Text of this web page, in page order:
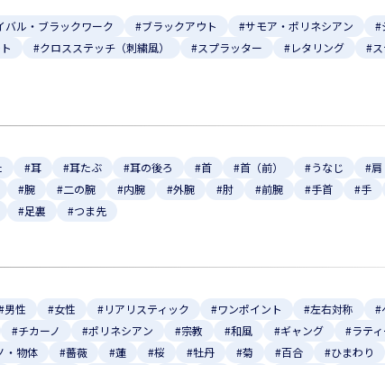
バル・ブラックワーク #ブラックアウト #サモア・ポリネシアン
#
#クロスステッチ（刺繍風） #スプラッター #レタリング #
#耳 #耳たぶ #耳の後ろ #首 #首（前） #うなじ #肩
#腕 #二の腕 #内腕 #外腕 #肘 #前腕 #手首 #手
#足裏 #つま先
男性 #女性 #リアリスティック #ワンポイント #左右対称 #
#チカーノ #ポリネシアン #宗教 #和風 #ギャング #ラティ
・物体 #薔薇 #蓮 #桜 #牡丹 #菊 #百合 #ひまわり